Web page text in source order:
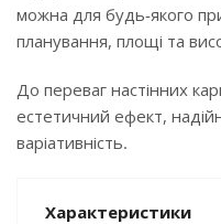
можна для будь-якого
планування, площі та
До переваг настінних
естетичний ефект,
варіативність.
Характеристики